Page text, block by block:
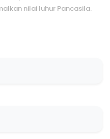
nilai luhur Pancasila.